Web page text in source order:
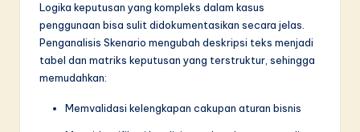
Logika keputusan yang kompleks dalam kasus
penggunaan bisa sulit didokumentasikan secara jelas.
Penganalisis Skenario mengubah deskripsi teks menjadi
tabel dan matriks keputusan yang terstruktur, sehingga
memudahkan:
Memvalidasi kelengkapan cakupan aturan bisnis